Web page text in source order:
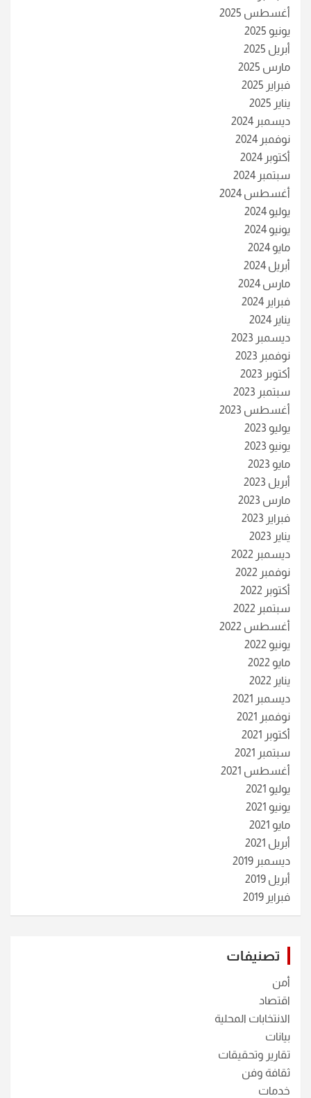
أغسطس 2025
يونيو 2025
أبريل 2025
مارس 2025
فبراير 2025
يناير 2025
ديسمبر 2024
نوفمبر 2024
أكتوبر 2024
سبتمبر 2024
أغسطس 2024
يوليو 2024
يونيو 2024
مايو 2024
أبريل 2024
مارس 2024
فبراير 2024
يناير 2024
ديسمبر 2023
نوفمبر 2023
أكتوبر 2023
سبتمبر 2023
أغسطس 2023
يوليو 2023
يونيو 2023
مايو 2023
أبريل 2023
مارس 2023
فبراير 2023
يناير 2023
ديسمبر 2022
نوفمبر 2022
أكتوبر 2022
سبتمبر 2022
أغسطس 2022
يونيو 2022
مايو 2022
يناير 2022
ديسمبر 2021
نوفمبر 2021
أكتوبر 2021
سبتمبر 2021
أغسطس 2021
يوليو 2021
يونيو 2021
مايو 2021
أبريل 2021
ديسمبر 2019
أبريل 2019
فبراير 2019
تصنيفات
أمن
اقتصاد
الانتخابات المحلية
بيانات
تقارير وتحقيقات
ثقافة وفن
خدمات